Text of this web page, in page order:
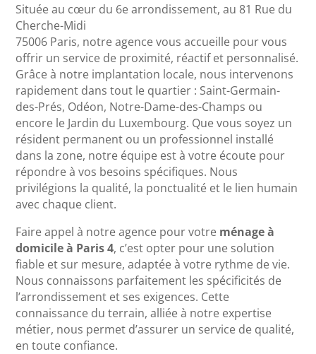
Située au cœur du 6e arrondissement, au 81 Rue du
Cherche-Midi
75006 Paris, notre agence vous accueille pour vous
offrir un service de proximité, réactif et personnalisé.
Grâce à notre implantation locale, nous intervenons
rapidement dans tout le quartier : Saint-Germain-
des-Prés, Odéon, Notre-Dame-des-Champs ou
encore le Jardin du Luxembourg. Que vous soyez un
résident permanent ou un professionnel installé
dans la zone, notre équipe est à votre écoute pour
répondre à vos besoins spécifiques. Nous
privilégions la qualité, la ponctualité et le lien humain
avec chaque client.
Faire appel à notre agence pour votre ménage à
domicile à Paris 4, c’est opter pour une solution
fiable et sur mesure, adaptée à votre rythme de vie.
Nous connaissons parfaitement les spécificités de
l’arrondissement et ses exigences. Cette
connaissance du terrain, alliée à notre expertise
métier, nous permet d’assurer un service de qualité,
en toute confiance.